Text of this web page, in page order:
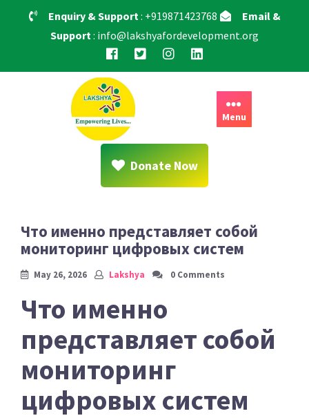
Enquiry & Support: +919871423768
Email &
Support: info@lakshyafordevelopment.org
Menu
Donate Now
Что именно представляет собой
мониторинг цифровых систем
May 26, 2026 Lakshya 0 Comments
Что именно
представляет собой
мониторинг
цифровых систем